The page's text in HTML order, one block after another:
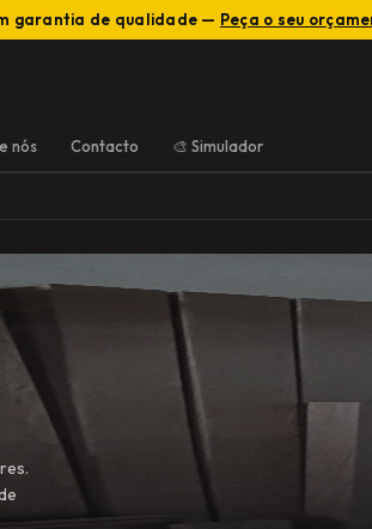
garantia de qualidade — Peça o seu
nós Contacto 🎨 Simulador